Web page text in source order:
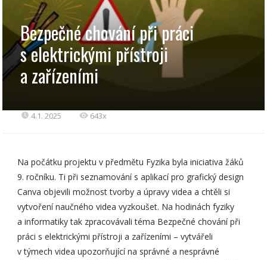
Bezpečné chování při práci
s elektrickými přístroji
a zařízeními
4.1. 2025 643x
Na počátku projektu v předmětu Fyzika byla iniciativa žáků
9. ročníku. Ti při seznamování s aplikací pro grafický design
Canva objevili možnost tvorby a úpravy videa a chtěli si
vytvoření naučného videa vyzkoušet. Na hodinách fyziky
a informatiky tak zpracovávali téma Bezpečné chování při
práci s elektrickými přístroji a zařízeními – vytvářeli
v týmech videa upozorňující na správné a nesprávné